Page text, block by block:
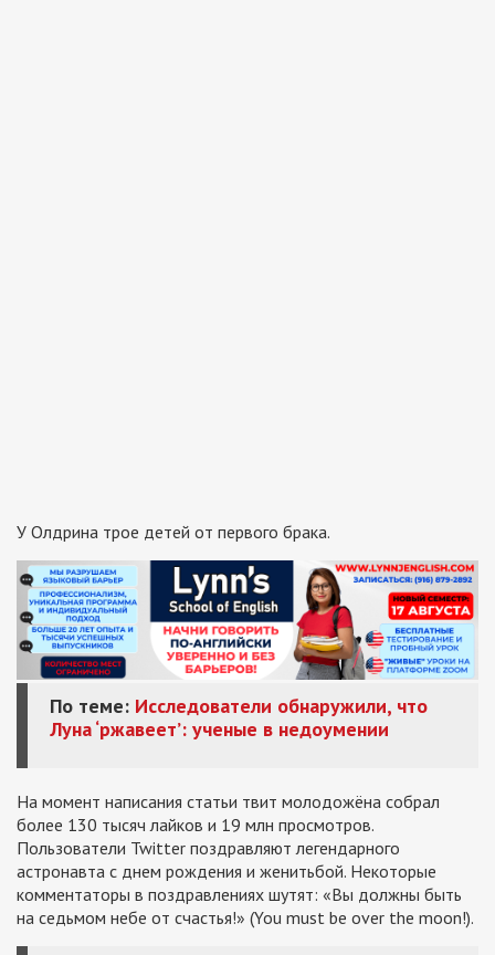
У Олдрина трое детей от первого брака.
По теме: Исследователи обнаружили, что
Луна ‘ржавеет’: ученые в недоумении
На момент написания статьи твит молодожёна собрал
более 130 тысяч лайков и 19 млн просмотров.
Пользователи Twitter поздравляют легендарного
астронавта с днем рождения и женитьбой. Некоторые
комментаторы в поздравлениях шутят: «Вы должны быть
на седьмом небе от счастья!» (You must be over the moon!).